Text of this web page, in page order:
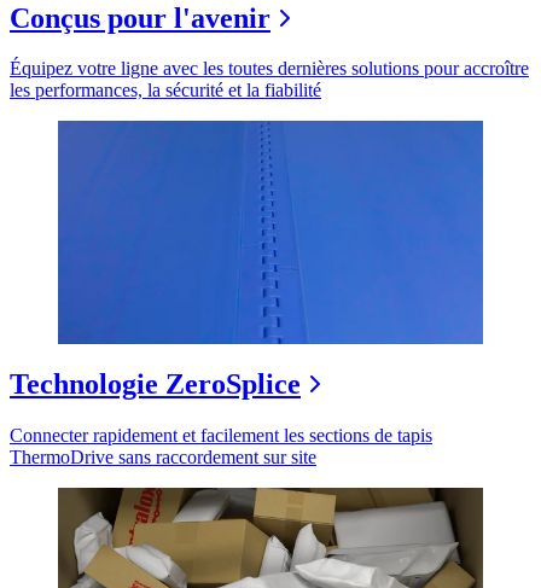
Conçus pour l'avenir
Équipez votre ligne avec les toutes dernières solutions pour accroître
les performances, la sécurité et la fiabilité
Technologie ZeroSplice
Connecter rapidement et facilement les sections de tapis
ThermoDrive sans raccordement sur site